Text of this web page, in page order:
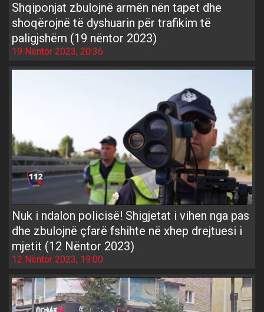
Shqiponjat zbulojnë armën nën tapet dhe
shoqërojnë të dyshuarin për trafikim të
paligjshëm (19 nëntor 2023)
19 Nëntor 2023, 20:36
Nuk i ndalon policisë! Shigjetat i vihen nga pas
dhe zbulojnë çfarë fshihte në xhep drejtuesi i
mjetit (12 Nëntor 2023)
12 Nëntor 2023, 19:00